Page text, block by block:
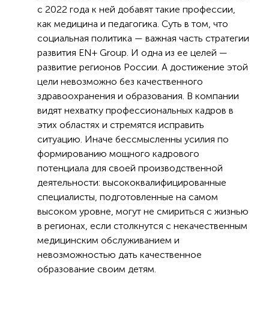
с 2022 года к ней добавят такие профессии,
как медицина и педагогика. Суть в том, что
социальная политика — важная часть стратегии
развития EN+ Group. И одна из ее целей —
развитие регионов России. А достижение этой
цели невозможно без качественного
здравоохранения и образования. В компании
видят нехватку профессиональных кадров в
этих областях и стремятся исправить
ситуацию. Иначе бессмысленны усилия по
формированию мощного кадрового
потенциала для своей производственной
деятельности: высококвалифицированные
специалисты, подготовленные на самом
высоком уровне, могут не смириться с жизнью
в регионах, если столкнутся с некачественным
медицинским обслуживанием и
невозможностью дать качественное
образование своим детям.